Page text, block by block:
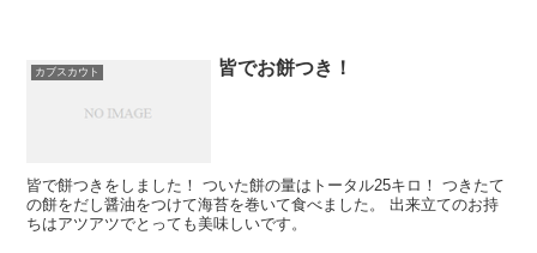
カブスカウト 皆でお餅つき！
皆で餅つきをしました！ ついた餅の量はトータル25キロ！ つきたて
の餅をだし醤油をつけて海苔を巻いて食べました。 出来立てのお持
ちはアツアツでとっても美味しいです。